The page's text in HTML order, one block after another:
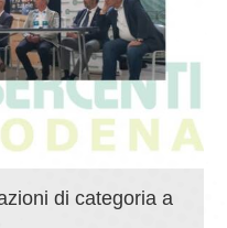
di categoria a